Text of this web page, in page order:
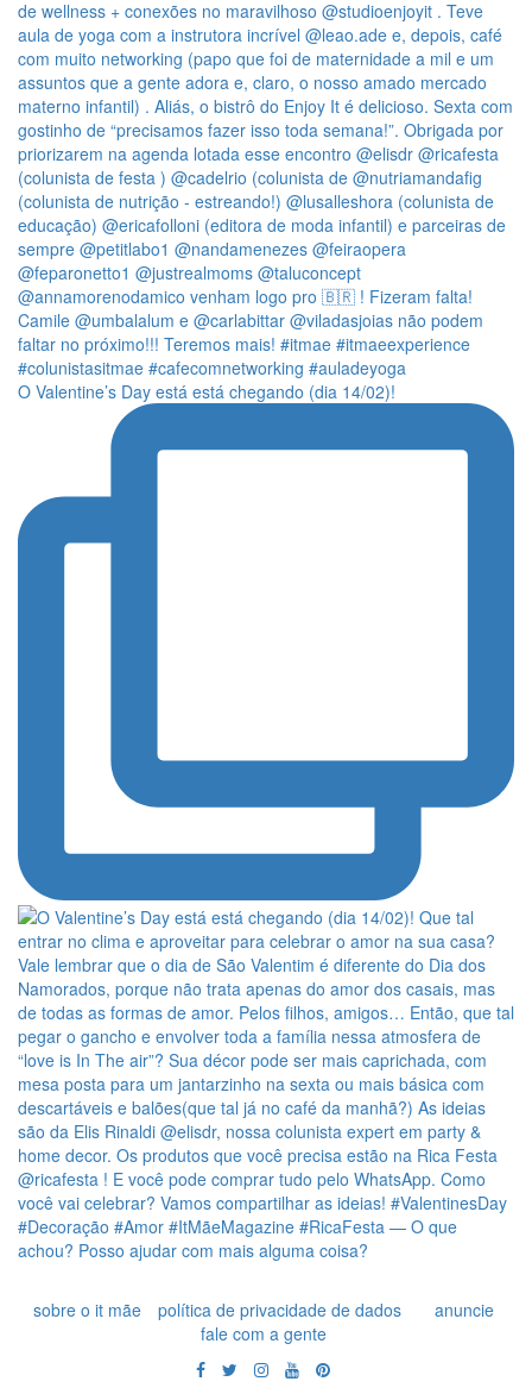
O Valentine’s Day está está chegando (dia 14/02)!
sobre o it mãe política de privacidade de dados
anuncie
fale com a gente